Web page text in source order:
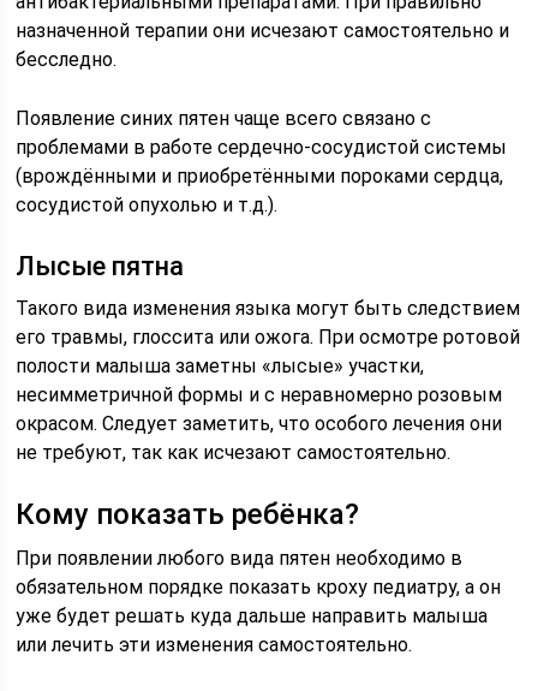
назначенной терапии они исчезают самостоятельно и
бесследно.
Появление синих пятен чаще всего связано с
проблемами в работе сердечно-сосудистой системы
(врождёнными и приобретёнными пороками сердца,
сосудистой опухолью и т.д.).
Лысые пятна
Такого вида изменения языка могут быть следствием
его травмы, глоссита или ожога. При осмотре ротовой
полости малыша заметны «лысые» участки,
несимметричной формы и с неравномерно розовым
окрасом. Следует заметить, что особого лечения они
не требуют, так как исчезают самостоятельно.
Кому показать ребёнка?
При появлении любого вида пятен необходимо в
обязательном порядке показать кроху педиатру, а он
уже будет решать куда дальше направить малыша
или лечить эти изменения самостоятельно.